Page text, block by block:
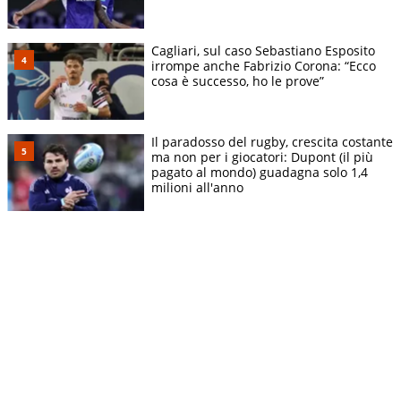
Cagliari, sul caso Sebastiano Esposito
irrompe anche Fabrizio Corona: “Ecco
cosa è successo, ho le prove”
Il paradosso del rugby, crescita costante
ma non per i giocatori: Dupont (il più
pagato al mondo) guadagna solo 1,4
milioni all'anno